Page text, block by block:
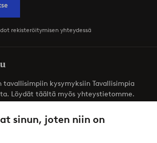
sinun, joten niin on
rekisteröitymisen yhteydessä
tavallisimpiin kysymyksiin Tavallisimpia
Löydät täältä myös yhteystietomme.
Tilaukset Maksutavat